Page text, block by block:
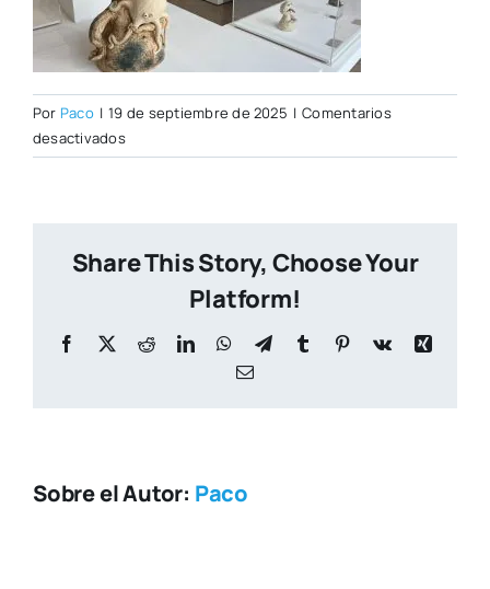
Por Paco | 19 de septiembre de 2025 | Comentarios
desactivadosen
PORTADA
Share This Story, Choose Your
Platform!
Facebook
X RedditLinkedInWhatsApp
TelegramTumblr Pinterest
Vk
Xing
Correo
Sobre el Autor: Paco